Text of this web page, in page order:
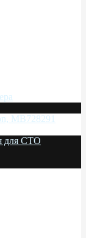
MB728291
для СТО